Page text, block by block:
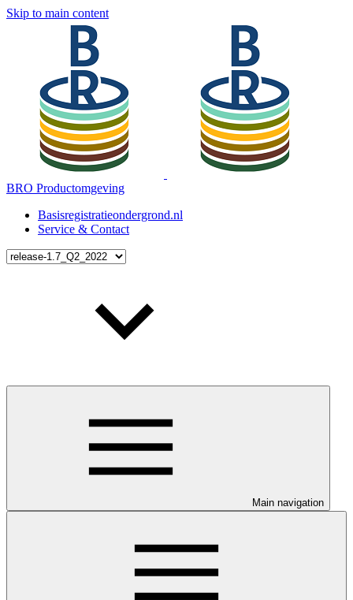
Skip to main content
BRO Productomgeving
Basisregistratieondergrond.nl
Service & Contact
Main navigation